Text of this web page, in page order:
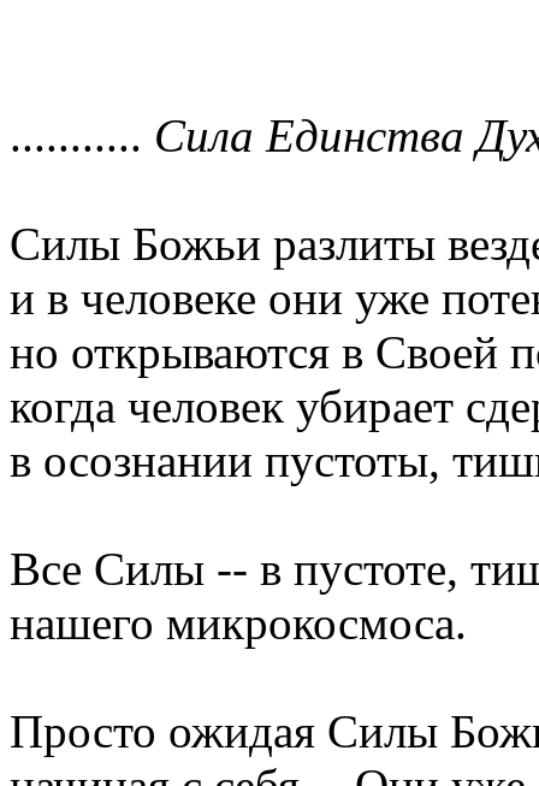
........... Сила Единства
Силы Божьи разлиты
и в человеке они уже
но открываются в Своей
когда человек убирает
в осознании пустоты,
Все Силы -- в пустоте,
нашего микрокосмоса.
Просто ожидая Силы